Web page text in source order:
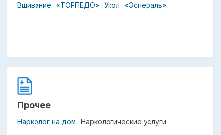
Вшивание «ТОРПЕДО» Укол «Эспераль»
Прочее
Нарколог на дом Наркологические услуги